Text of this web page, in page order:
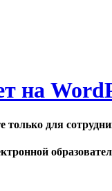
на
только для